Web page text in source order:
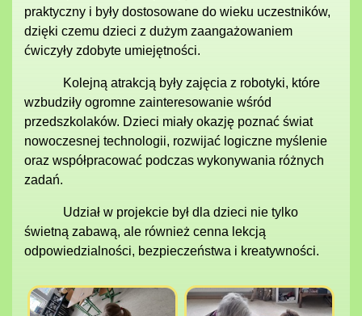
praktyczny i były dostosowane do wieku uczestników,
dzięki czemu dzieci z dużym zaangażowaniem
ćwiczyły zdobyte umiejętności.
Kolejną atrakcją były zajęcia z robotyki, które
wzbudziły ogromne zainteresowanie wśród
przedszkolaków. Dzieci miały okazję poznać świat
nowoczesnej technologii, rozwijać logiczne myślenie
oraz współpracować podczas wykonywania różnych
zadań.
Udział w projekcie był dla dzieci nie tylko
świetną zabawą, ale również cenna lekcją
odpowiedzialności, bezpieczeństwa i kreatywności.